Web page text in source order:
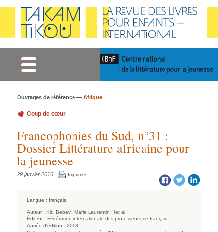
Ouvrages de référence — Afrique
Coup de cœur
Francophonies du Sud, n°31 :
Dossier Littérature africaine pour
la jeunesse
29 janvier 2016 Imprimer
Langue : français
Auteur : Kidi Bebey, Marie Laurentin,
[et al.]
Éditeur : Fédération internationale des professeurs de français
Année d'édition : 2013